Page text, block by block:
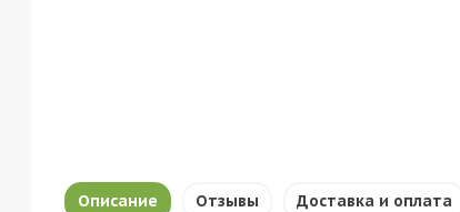
Описание Отзывы Доставка и оплата